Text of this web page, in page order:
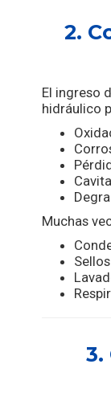
2.
El ingreso
hidráulico
Muchas
3.